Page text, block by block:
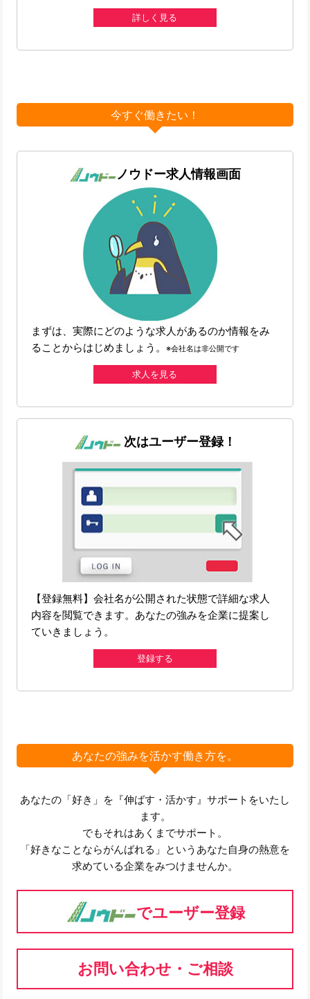
詳しく見る
今すぐ働きたい！
ノウドー求人情報画面
まずは、実際にどのような求人があるのか情報をみ
ることからはじめましょう。※会社名は非公開です
求人を見る
次はユーザー登録！
【登録無料】会社名が公開された状態で詳細な求人
内容を閲覧できます。あなたの強みを企業に提案し
ていきましょう。
登録する
あなたの強みを活かす働き方を。
あなたの「好き」を『伸ばす・活かす』サポートをいたし
ます。
でもそれはあくまでサポート。
「好きなことならがんばれる」というあなた自身の熱意を
求めている企業をみつけませんか。
でユーザー登録
お問い合わせ・ご相談